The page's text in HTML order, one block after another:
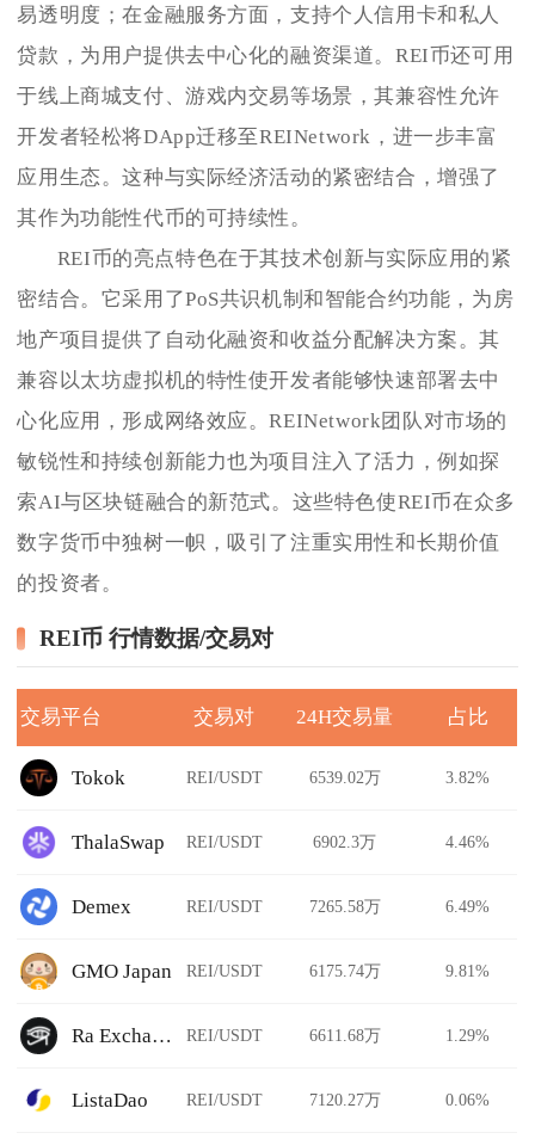
易透明度；在金融服务方面，支持个人信用卡和私人
贷款，为用户提供去中心化的融资渠道。REI币还可用
于线上商城支付、游戏内交易等场景，其兼容性允许
开发者轻松将DApp迁移至REINetwork，进一步丰富
应用生态。这种与实际经济活动的紧密结合，增强了
其作为功能性代币的可持续性。
REI币的亮点特色在于其技术创新与实际应用的紧
密结合。它采用了PoS共识机制和智能合约功能，为房
地产项目提供了自动化融资和收益分配解决方案。其
兼容以太坊虚拟机的特性使开发者能够快速部署去中
心化应用，形成网络效应。REINetwork团队对市场的
敏锐性和持续创新能力也为项目注入了活力，例如探
索AI与区块链融合的新范式。这些特色使REI币在众多
数字货币中独树一帜，吸引了注重实用性和长期价值
的投资者。
REI币 行情数据/交易对
交易平台 交易对 24H交易量 占比
Tokok REI/USDT 6539.02万 3.82%
ThalaSwap REI/USDT 6902.3万 4.46%
Demex REI/USDT 7265.58万 6.49%
GMO Japan REI/USDT 6175.74万 9.81%
Ra Exchange REI/USDT 6611.68万 1.29%
ListaDao REI/USDT 7120.27万 0.06%